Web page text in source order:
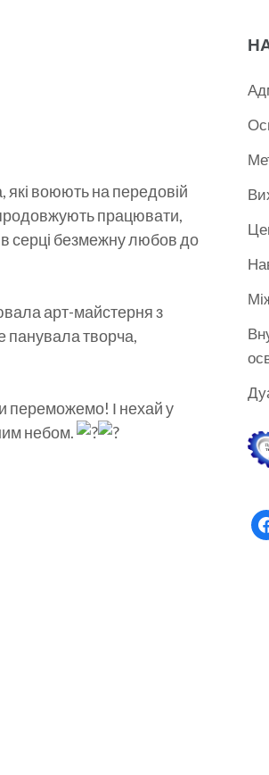
які воюють на передовій
продовжують працювати,
в серці безмежну любов до
арт-майстерня з
панувала творча,
переможемо! І нехай у
небом.